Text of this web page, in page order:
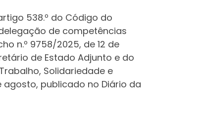
538.º do Código do
de competências
n.º 9758/2025, de 12 de
de Estado Adjunto e do
Solidariedade e
agosto, publicado no Diário da